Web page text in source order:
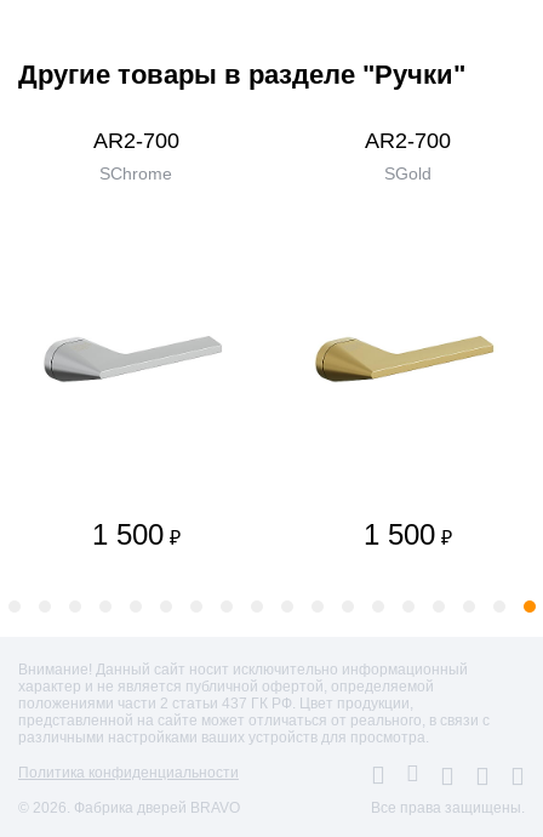
Другие товары в разделе "Ручки"
AR2-700
SChrome
1 500 ₽
AR2-700
SGold
1 500 ₽
Внимание! Данный сайт носит исключительно информационный
характер и не является публичной офертой, определяемой
положениями части 2 статьи 437 ГК РФ. Цвет продукции,
представленной на сайте может отличаться от реального, в связи с
различными настройками ваших устройств для просмотра.
Политика конфиденциальности
© 2026. Фабрика дверей BRAVO Все права защищены.